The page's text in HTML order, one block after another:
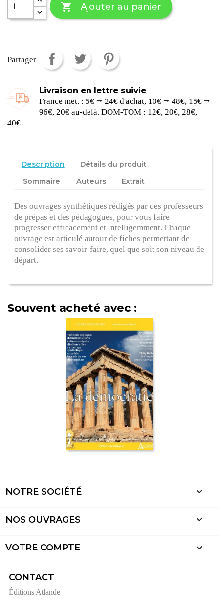
 Ajouter au panier
Partager
Livraison en lettre suivie
France met. : 5€ ⭢ 24€ d'achat, 10€ ⭢ 48€, 15€ ⭢
96€, 20€ au-delà. DOM-TOM : 12€, 20€, 28€,
40€
Description
Détails du produit
Sommaire
Auteurs Extrait
Des ouvrages synthétiques rédigés par des professeurs
de prépas et des pédagogues, pour vous faire
progresser efficacement et intelligemment. Chaque
ouvrage est articulé autour de fiches permettant de
consolider ses savoir-faire, quel que soit son niveau de
départ.
Souvent acheté avec :
NOTRE SOCIÉTÉ 
NOS OUVRAGES 
VOTRE COMPTE 
CONTACT
Éditions Atlande